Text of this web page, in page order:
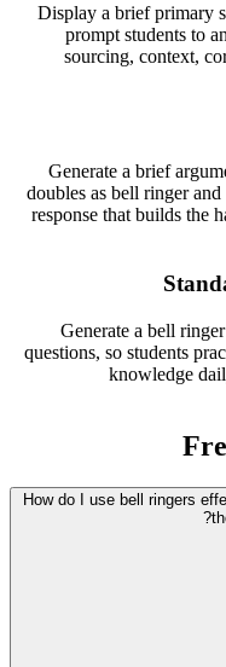
Display a brief primary
prompt students to
sourcing, context,
Generate a brief
doubles as bell ringer
response that builds the
Generate a bell
questions, so students
knowledge
How do I use bell ringers